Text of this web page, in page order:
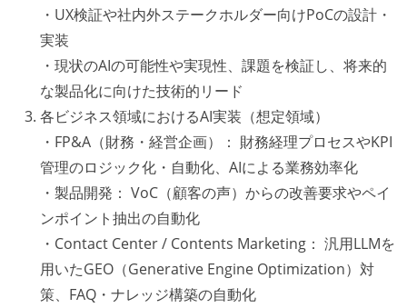
・UX検証や社内外ステークホルダー向けPoCの設計・
実装
・現状のAIの可能性や実現性、課題を検証し、将来的
な製品化に向けた技術的リード
各ビジネス領域におけるAI実装（想定領域）
・FP&A（財務・経営企画）： 財務経理プロセスやKPI
管理のロジック化・自動化、AIによる業務効率化
・製品開発： VoC（顧客の声）からの改善要求やペイ
ンポイント抽出の自動化
・Contact Center / Contents Marketing： 汎用LLMを
用いたGEO（Generative Engine Optimization）対
策、FAQ・ナレッジ構築の自動化